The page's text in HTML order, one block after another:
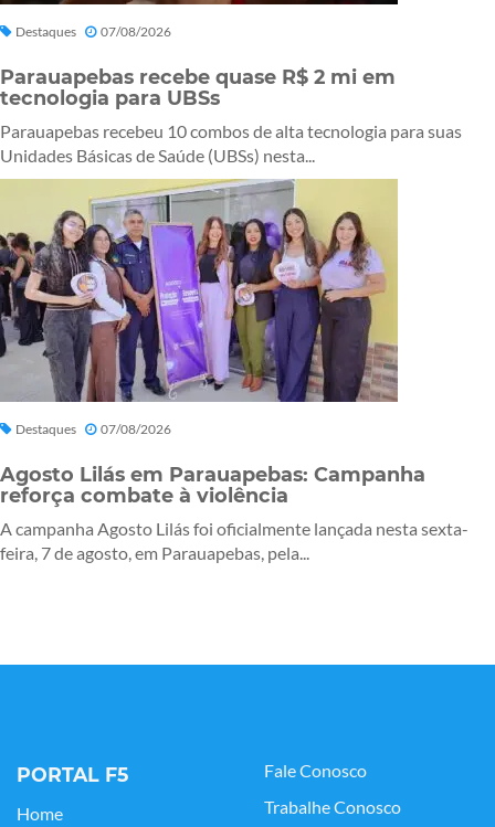
Destaques 07/08/2026
Parauapebas recebe quase R$ 2 mi em
tecnologia para UBSs
Parauapebas recebeu 10 combos de alta tecnologia para suas
Unidades Básicas de Saúde (UBSs) nesta...
Destaques 07/08/2026
Agosto Lilás em Parauapebas: Campanha
reforça combate à violência
A campanha Agosto Lilás foi oficialmente lançada nesta sexta-
feira, 7 de agosto, em Parauapebas, pela...
PORTAL F5
Home
Fale Conosco
Trabalhe Conosco